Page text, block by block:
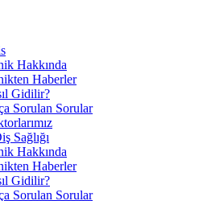
Hakkında
Haberler
Gidilir?
Sorulan Sorular
Sağlığı
Hakkında
Haberler
Gidilir?
Sorulan Sorular